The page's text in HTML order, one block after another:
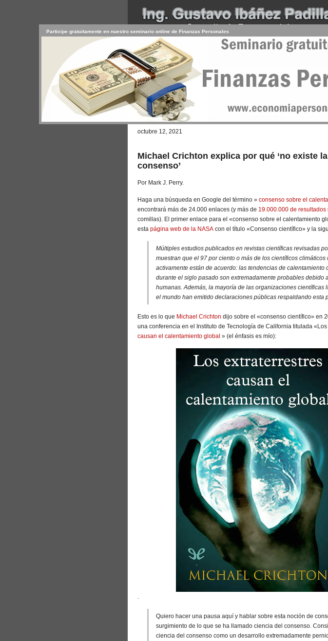
INICIO SERVICIOS
CONTACTO USUARIO
Browse >Home/
No existe la Ciencia del consenso
octubre 12, 2021
Michael Crichton explica por qué ‘no existe
consenso’
Por Mark J. Perry.
Haga una búsqueda en Google del término » consenso sobre el
encontrará más de 24.000 enlaces (y más de 19.000.000 de resultados
comillas). El primer enlace para el «consenso sobre el calentamiento
esta página web de la NASA con el título «Consenso científico» y la
Múltiples estudios publicados en revistas científicas revisadas
muestran que el 97 por ciento o más de los científicos climáticos
activamente están de acuerdo: las tendencias de calentamiento
durante el siglo pasado son extremadamente probables debido
humanas. Además, la mayoría de las organizaciones científicas
el mundo han emitido declaraciones públicas respaldando esta
Esto es lo que Michael Crichton dijo sobre el «consenso científico» en
una conferencia en el Instituto de Tecnología de California titulada «Los
causan el calentamiento global » (el énfasis es mío):
.
Quiero hacer una pausa aquí y hablar sobre esta noción de
surgimiento de lo que se ha llamado ciencia del consenso.
ciencia del consenso como un desarrollo extremadamente
Participe gratuitamente en nuestro seminario online de Finanzas Personales